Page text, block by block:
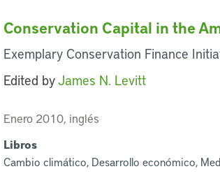
Conservation Capital in the
Exemplary Conservation Finance
Edited byJames N. Levitt
Enero 2010, inglés
Libros
Cambio climático, Desarrollo económico,